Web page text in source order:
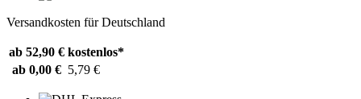
Versandkosten für Deutschland
ab 52,90 € kostenlos*
ab 0,00 € 5,79 €